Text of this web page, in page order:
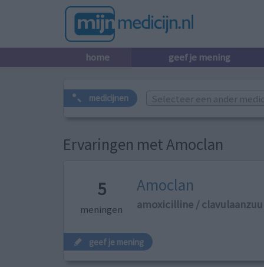
home geef je mening
medicijnen Selecteer een ander
Ervaringen met Amoclan
5
meningen
Amoclan
amoxicilline /
geef je mening